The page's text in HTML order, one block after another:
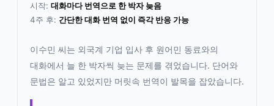
시작: 대화마다 번역으로 한 박자 늦음
4주 후: 간단한 대화 번역 없이 즉각 반응 가능
이수민 씨는 외국계 기업 입사 후 원어민 동료와의
대화에서 늘 한 박자씩 늦는 문제를 겪었습니다. 단어와
문법은 알고 있었지만 머릿속 번역이 발목을 잡았습니다.